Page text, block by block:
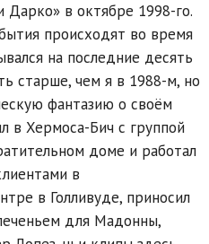
в октябре 1998-го.
происходят во время
на последние десять
старше, чем я в 1988-м, но
фантазию о своём
в Хермоса-Бич с группой
доме и работал
в
в Голливуде, приносил
для Мадонны,